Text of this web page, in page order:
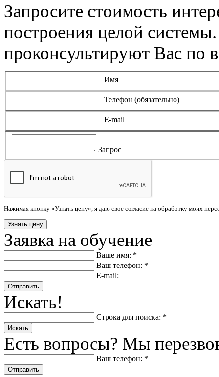
Запросите стоимость
построения целой
проконсультируют Вас по
Имя
Телефон (обязательно)
E-mail
Запрос
Нажимая кнопку «Узнать цену», я даю свое согласие на обработку моих
Заявка на обучение
Ваше имя: *
Ваш телефон: *
E-mail:
Отправить
Искать!
Строка для поиска: *
Искать
Есть вопросы? Мы
Ваш телефон: *
Отправить